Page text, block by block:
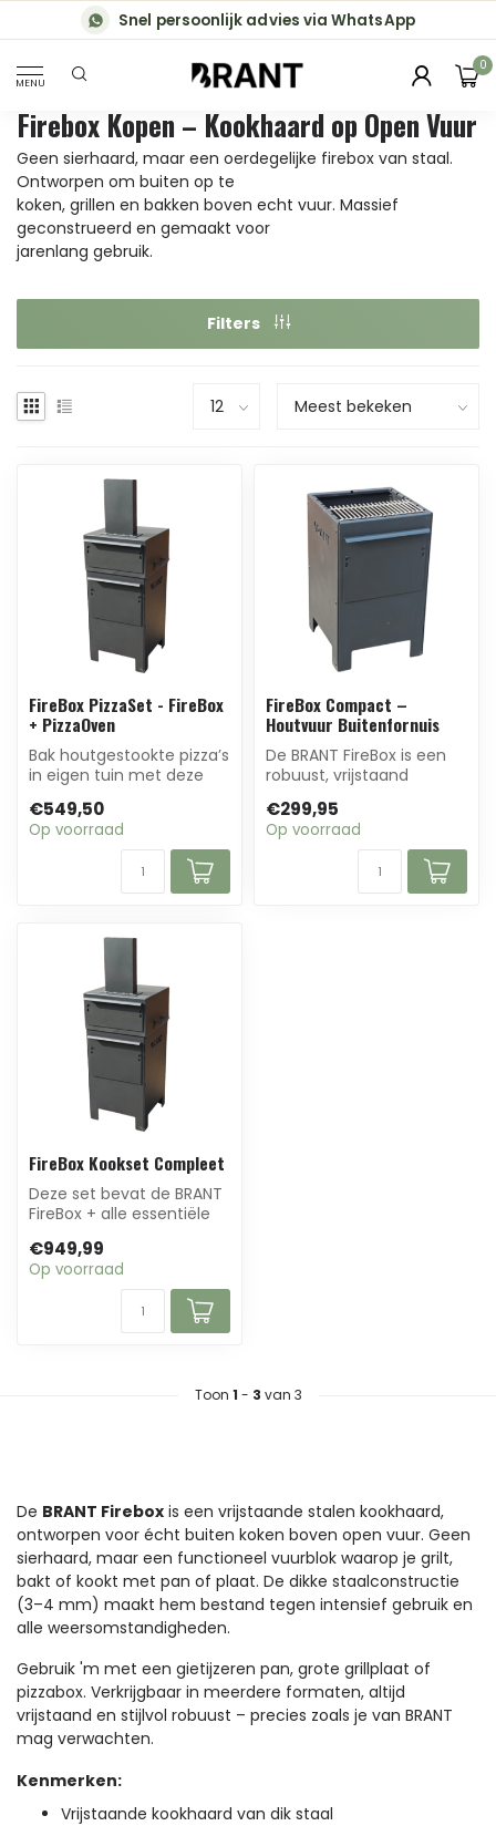
Snel persoonlijk advies via WhatsApp
MENU
0
Firebox Kopen – Kookhaard op Open Vuur
Geen sierhaard, maar een oerdegelijke firebox van staal.
Ontworpen om buiten op te
koken, grillen en bakken boven echt vuur. Massief
geconstrueerd en gemaakt voor
jarenlang gebruik.
Filters
FireBox PizzaSet - FireBox
+ PizzaOven
Bak houtgestookte pizza’s
in eigen tuin met deze
FireBox ...
€549,50
Op voorraad
FireBox Compact –
Houtvuur Buitenfornuis
De BRANT FireBox is een
robuust, vrijstaand
Ontworpen in...
€299,95
Op voorraad
FireBox Kookset Compleet
Deze set bevat de BRANT
FireBox + alle essentiële
werkplateau t...
€949,99
Op voorraad
Toon 1 - 3 van 3
De BRANT Firebox is een vrijstaande stalen kookhaard,
ontworpen voor écht buiten koken boven open vuur. Geen
sierhaard, maar een functioneel vuurblok waarop je grilt,
bakt of kookt met pan of plaat. De dikke staalconstructie
(3–4 mm) maakt hem bestand tegen intensief gebruik en
alle weersomstandigheden.
Gebruik 'm met een gietijzeren pan, grote grillplaat of
pizzabox. Verkrijgbaar in meerdere formaten, altijd
vrijstaand en stijlvol robuust – precies zoals je van BRANT
mag verwachten.
Kenmerken:
Vrijstaande kookhaard van dik staal